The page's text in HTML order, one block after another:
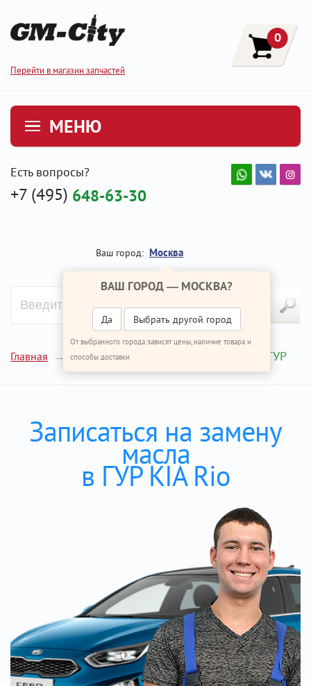
Перейти в магазин запчастей
0
МЕНЮ
Есть вопросы?
+7 (495) 648-63-30
Ваш город: Москва
ВАШ ГОРОД — МОСКВА?
Да Выбрать другой город
От выбранного города зависят цены, наличие товара и
способы доставки
Главная Ремонт КИА Рио Замена масла в ГУР
Записаться на замену
масла
в ГУР KIA Rio